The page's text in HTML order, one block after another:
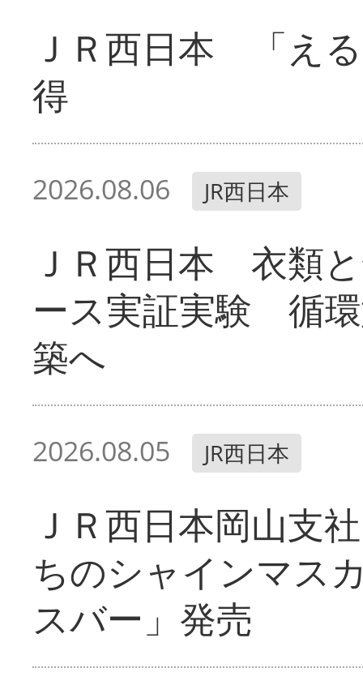
ＪＲ西日本 「え
得
2026.08.06 JR西日本
ＪＲ西日本 衣類
ース実証実験 循
築へ
2026.08.05 JR西日本
ＪＲ西日本岡山支
ちのシャインマス
スバー」発売